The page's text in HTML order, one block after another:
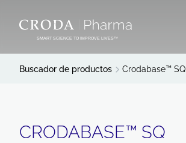
CONTENIDOSMART SCIENCE TO IMPROVE LIVES™
Buscador de productos Crodabase™ SQ
CRODABASE™ SQ